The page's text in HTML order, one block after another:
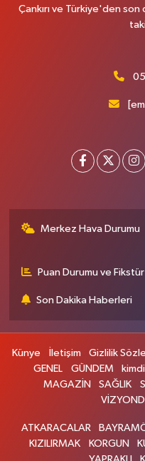
Çankırı ve Türkiye'den
Merkez Hava Durumu
Puan Durumu ve Fikstür
Son Dakika Haberleri
Künye İletişim Gizlilik
GENEL
GÜNDEM
MAGAZİN
SAĞLIK
ATKARACALAR
KIZILIRMAK
KORGUN